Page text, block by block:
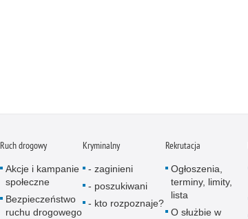
Ruch drogowy
Akcje i kampanie
społeczne
Bezpieczeństwo
ruchu drogowego
Kryminalny
- zaginieni
- poszukiwani
- kto rozpoznaje?
Rekrutacja
Ogłoszenia,
terminy, limity,
lista
O służbie w